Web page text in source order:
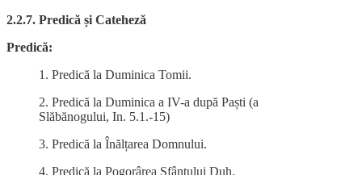
2.2.7. Predică și Cateheză
Predică:
1. Predică la Duminica Tomii.
2. Predică la Duminica a IV-a după Paști (a
Slăbănogului, In. 5.1.-15)
3. Predică la Înălțarea Domnului.
4. Predică la Pogorârea Sfântului Duh.